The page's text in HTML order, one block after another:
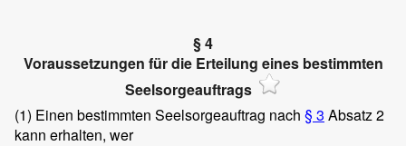
§ 4
Voraussetzungen für die Erteilung eines bestimmten
Seelsorgeauftrags
(1) Einen bestimmten Seelsorgeauftrag nach § 3 Absatz 2
kann erhalten, wer